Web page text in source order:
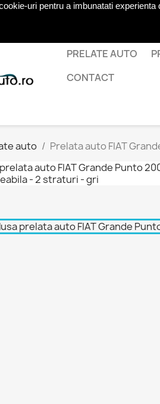
PRELATE AUTO
CONTACT
auto Prelata auto FIAT
uri pentru a imbunatati